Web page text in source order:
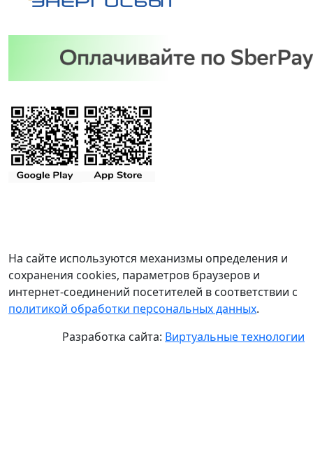
На сайте используются механизмы определения и
сохранения cookies, параметров браузеров и
интернет-соединений посетителей в соответствии с
политикой обработки персональных данных.
Разработка сайта: Виртуальные технологии